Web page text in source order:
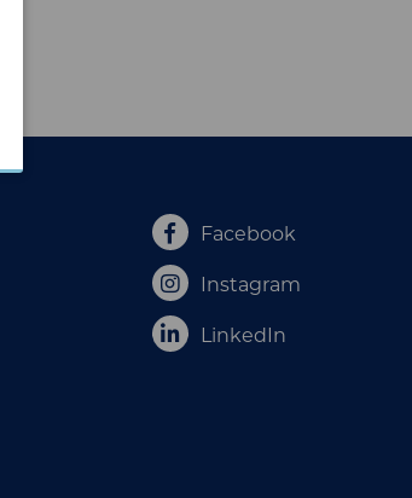
Facebook
Instagram
LinkedIn